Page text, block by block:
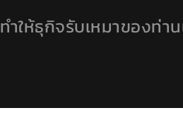
ทำให้ธุกิจรับเหมาของท่า